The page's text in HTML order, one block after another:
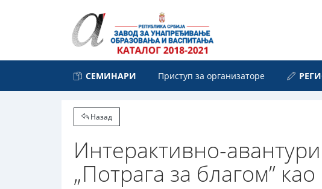
СЕМИНАРИ Приступ за организаторе
Назад
Интерактивно-
„Потрага за благом”